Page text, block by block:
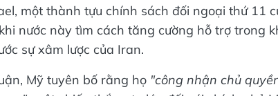
một thành tựu chính sách đối ngoại thứ 11
nước này tìm cách tăng cường hỗ trợ trong
sự xâm lược của Iran.
Mỹ tuyên bố rằng họ "công nhận chủ